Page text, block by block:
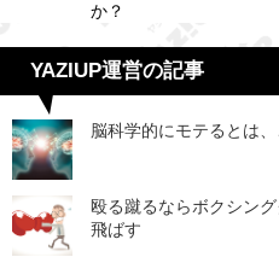
か？
YAZIUP運営の記事
脳科学的にモテるとは
殴る蹴るならボクシン
飛ばす